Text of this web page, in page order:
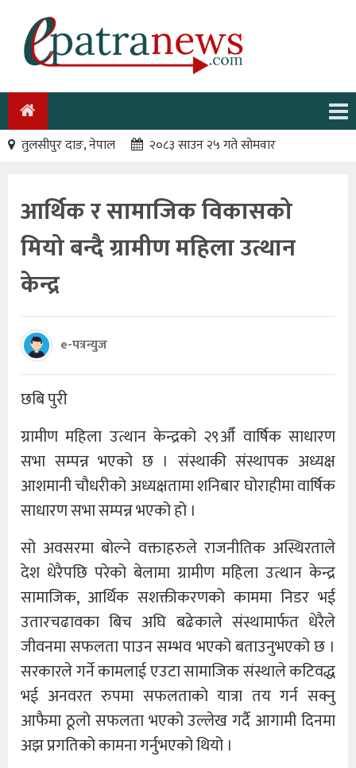
तुलसीपुर दाङ, नेपाल २०८३ साउन २५ गते सोमवार
आर्थिक र सामाजिक विकासको
मियो बन्दै ग्रामीण महिला उत्थान
केन्द्र
e-पत्रन्युज
छबि पुरी
ग्रामीण महिला उत्थान केन्द्रको २९औँ वार्षिक साधारण
सभा सम्पन्न भएको छ । संस्थाकी संस्थापक अध्यक्ष
आशमानी चौधरीको अध्यक्षतामा शनिबार घोराहीमा वार्षिक
साधारण सभा सम्पन्न भएको हो ।
सो अवसरमा बोल्ने वक्ताहरुले राजनीतिक अस्थिरताले
देश धेरैपछि परेको बेलामा ग्रामीण महिला उत्थान केन्द्र
सामाजिक, आर्थिक सशक्तीकरणको काममा निडर भई
उतारचढावका बिच अघि बढेकाले संस्थामार्फत धेरैले
जीवनमा सफलता पाउन सम्भव भएको बताउनुभएको छ ।
सरकारले गर्ने कामलाई एउटा सामाजिक संस्थाले कटिवद्ध
भई अनवरत रुपमा सफलताको यात्रा तय गर्न सक्नु
आफैमा ठूलो सफलता भएको उल्लेख गर्दै आगामी दिनमा
अझ प्रगतिको कामना गर्नुभएको थियो ।